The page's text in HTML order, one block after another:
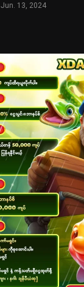
Jun. 13, 2024